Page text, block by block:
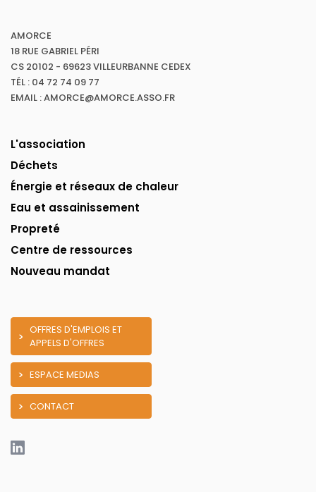
AMORCE
18 RUE GABRIEL PÉRI
CS 20102 - 69623 VILLEURBANNE CEDEX
TÉL : 04 72 74 09 77
EMAIL : AMORCE@AMORCE.ASSO.FR
L'association
Déchets
Énergie et réseaux de chaleur
Eau et assainissement
Propreté
Centre de ressources
Nouveau mandat
OFFRES D'EMPLOIS ET
APPELS D'OFFRES
ESPACE MEDIAS
CONTACT